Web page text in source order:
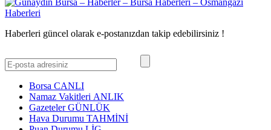
Haberleri güncel olarak e-postanızdan takip edebilirsiniz !
Borsa CANLI
Namaz Vakitleri ANLIK
GazetelerGÜNLÜK
Hava Durumu TAHMİNİ